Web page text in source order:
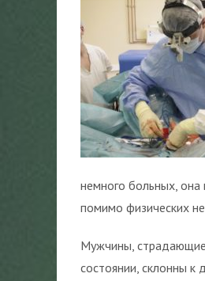
немного больных,
помимо физических
Мужчины,
состоянии, склонны к